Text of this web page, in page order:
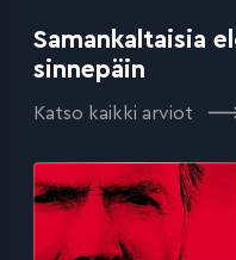
Samankaltaisia
sinnepäin
Katso kaikki arviot